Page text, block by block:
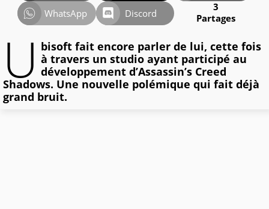
WhatsApp
Discord
3
Partages
U bisoft fait encore parler de lui, cette fois
à travers un studio ayant participé au
développement d’Assassin’s Creed
Shadows. Une nouvelle polémique qui fait déjà
grand bruit.